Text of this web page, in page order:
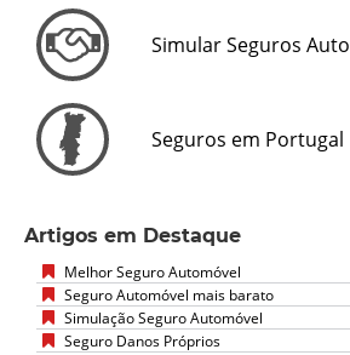
Simular Seguros Auto
Seguros em Portugal
Artigos em Destaque
Melhor Seguro Automóvel
Seguro Automóvel mais barato
Simulação Seguro Automóvel
Seguro Danos Próprios